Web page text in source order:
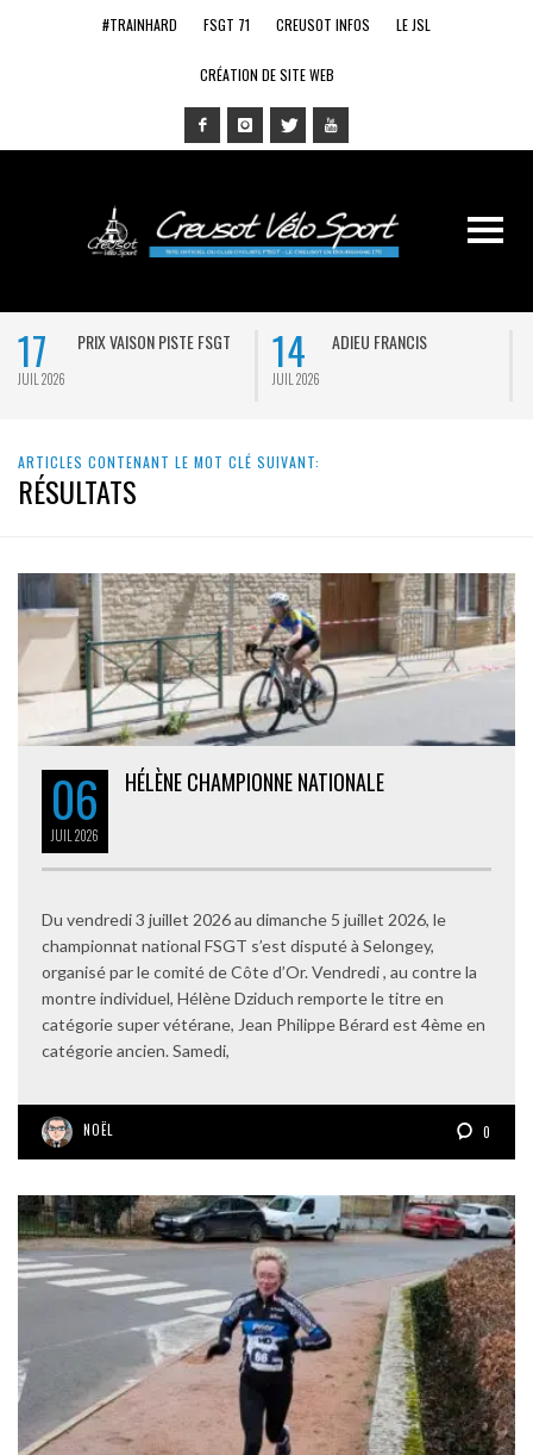
#TRAINHARD FSGT 71 CREUSOT INFOS LE JSL
CRÉATION DE SITE WEB
17
JUIL 2026
PRIX VAISON PISTE FSGT 14
JUIL 2026
ADIEU FRANCIS
ARTICLES CONTENANT LE MOT CLÉ SUIVANT:
RÉSULTATS
06
JUIL 2026
HÉLÈNE CHAMPIONNE NATIONALE
Du vendredi 3 juillet 2026 au dimanche 5 juillet 2026, le
championnat national FSGT s’est disputé à Selongey,
organisé par le comité de Côte d’Or. Vendredi , au contre la
montre individuel, Hélène Dziduch remporte le titre en
catégorie super vétérane, Jean Philippe Bérard est 4ème en
catégorie ancien. Samedi,
NOËL 0